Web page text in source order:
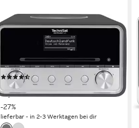
TECHNISAT
DIGITRADIO 586 Radio
externes Netzteil Stromversorgung
3,08 kg Gewicht
(10)
ab 249,00 € UVP
339,00 €
22,74 €mtl. in 12 Raten
-27%
lieferbar - in 2-3 Werktagen bei dir